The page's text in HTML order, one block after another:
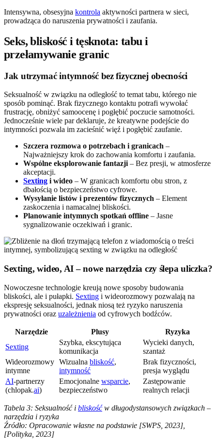
Intensywna, obsesyjna kontrola aktywności partnera w sieci,
prowadząca do naruszenia prywatności i zaufania.
Seks, bliskość i tęsknota: tabu i
przełamywanie granic
Jak utrzymać intymność bez fizycznej obecności
Seksualność w związku na odległość to temat tabu, którego nie
sposób pominąć. Brak fizycznego kontaktu potrafi wywołać
frustrację, obniżyć samoocenę i pogłębić poczucie samotności.
Jednocześnie wiele par deklaruje, że kreatywne podejście do
intymności pozwala im zacieśnić więź i pogłębić zaufanie.
Szczera rozmowa o potrzebach i granicach –
Najważniejszy krok do zachowania komfortu i zaufania.
Wspólne eksplorowanie fantazji – Bez presji, w atmosferze
akceptacji.
Sexting i wideo – W granicach komfortu obu stron, z
dbałością o bezpieczeństwo cyfrowe.
Wysyłanie listów i prezentów fizycznych – Element
zaskoczenia i namacalnej bliskości.
Planowanie intymnych spotkań offline – Jasne
sygnalizowanie oczekiwań i granic.
Sexting, wideo, AI – nowe narzędzia czy ślepa uliczka?
Nowoczesne technologie kreują nowe sposoby budowania
bliskości, ale i pułapki. Sexting i wideorozmowy pozwalają na
ekspresję seksualności, jednak niosą też ryzyko naruszenia
prywatności oraz uzależnienia od cyfrowych bodźców.
Narzędzie Plusy
Ryzyka
Sexting
Szybka, ekscytująca
komunikacja
Wycieki danych,
szantaż
Wideorozmowy
intymne
Wizualna bliskość,
intymność
Brak fizyczności,
presja wyglądu
AI-partnerzy
(chlopak.ai)
Emocjonalne wsparcie,
bezpieczeństwo
Zastępowanie
realnych relacji
Tabela 3: Seksualność i bliskośćw długodystansowych związkach –
narzędzia i ryzyka
Źródło: Opracowanie własne na podstawie [SWPS, 2023],
[Polityka, 2023]